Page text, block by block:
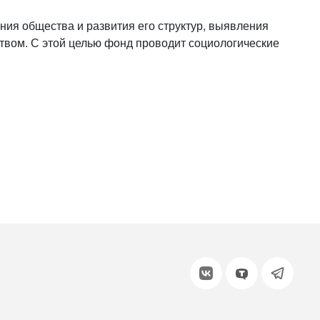
общества и развития его структур, выявления
С этой целью фонд проводит социологические